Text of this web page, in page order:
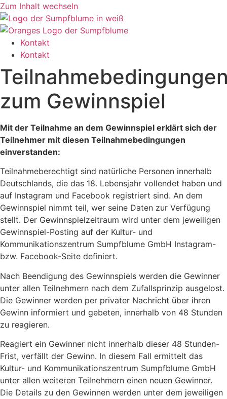
Zum Inhalt wechseln
Kontakt
Kontakt
zum Gewinnspiel
Mit der Teilnahme an dem Gewinnspiel erklärt sich der
Teilnehmer mit diesen Teilnahmebedingungen
einverstanden:
Teilnahmeberechtigt sind natürliche Personen innerhalb
Deutschlands, die das 18. Lebensjahr vollendet haben und
auf Instagram und Facebook registriert sind. An dem
Gewinnspiel nimmt teil, wer seine Daten zur Verfügung
stellt. Der Gewinnspielzeitraum wird unter dem jeweiligen
Gewinnspiel-Posting auf der Kultur- und
Kommunikationszentrum Sumpfblume GmbH Instagram-
bzw. Facebook-Seite definiert.
Nach Beendigung des Gewinnspiels werden die Gewinner
unter allen Teilnehmern nach dem Zufallsprinzip ausgelost.
Die Gewinner werden per privater Nachricht über ihren
Gewinn informiert und gebeten, innerhalb von 48 Stunden
zu reagieren.
Reagiert ein Gewinner nicht innerhalb dieser 48 Stunden-
Frist, verfällt der Gewinn. In diesem Fall ermittelt das
Kultur- und Kommunikationszentrum Sumpfblume GmbH
unter allen weiteren Teilnehmern einen neuen Gewinner.
Die Details zu den Gewinnen werden unter dem jeweiligen